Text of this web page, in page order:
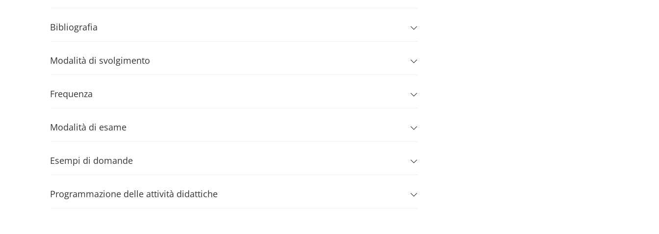
Bibliografia
Modalità di svolgimento
Frequenza
Modalità di esame
Esempi di domande
Programmazione delle attività didattiche